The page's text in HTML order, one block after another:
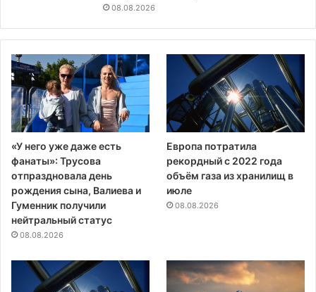
08.08.2026
«У него уже даже есть
фанаты»: Трусова
отпраздновала день
рождения сына, Валиева и
Гуменник получили
нейтральный статус
08.08.2026
Европа потратила
рекордный с 2022 года
объём газа из хранилищ в
июле
08.08.2026